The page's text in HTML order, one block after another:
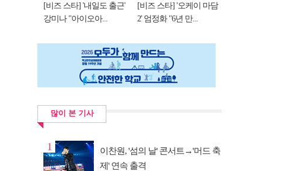
[비즈 스타] '내일도 출근'
강미나 "아이오아...
[비즈 스타] '오케이 마담
2' 엄정화 "6년 만...
많이 본 기사
1
이찬원, '섬의 날' 콘서트→'머드 축
제' 연속 출격